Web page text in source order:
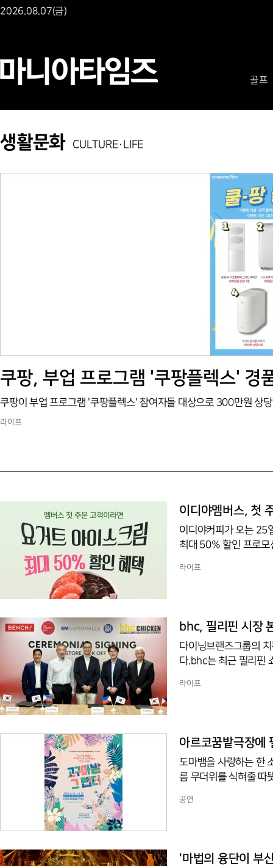
2026.08.07(금)
골프
생활문화 CULTURE·LIFE
쿠팡, 부업 프로그램 '쿠팡플렉스' 경
라이프
이디야멤버스, 첫
이디야커피가 오는 25
최대 50% 할인 프로모
"대상 고객 중 선착순
폰을 적용해 할인 혜택
라이프
bhc, 필리핀 시장
다이닝브랜즈그룹의
다.bhc는 최근 필리핀
(MF) 계약을 맺었다.
teven Tan) SM 슈퍼
상의 쇼핑몰
라이프
아르코꿈밭극장에
도마뱀을 사랑하는 한
름 무더위를 식혀줄 따
이주희의 실제 자녀 양
해 함께 성장의 의미
공연
'마법의 융단이 부